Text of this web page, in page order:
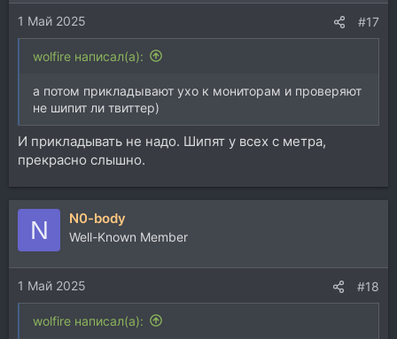
1 Май 2025 #17
wolfire написал(а):
а потом прикладывают ухо к мониторам и проверяют
не шипит ли твиттер)
И прикладывать не надо. Шипят у всех с метра,
прекрасно слышно.
N N0-body
Well-Known Member
1 Май 2025 #18
wolfire написал(а):